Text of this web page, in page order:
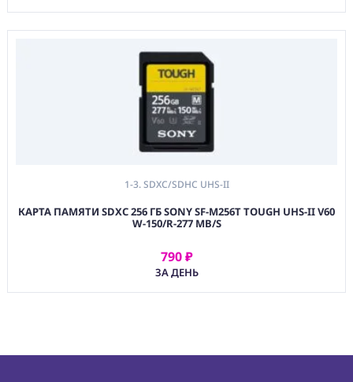
1-3. SDXC/SDHC UHS-II
КАРТА ПАМЯТИ SDXC 256 ГБ SONY SF-M256T TOUGH UHS-II V60
W-150/R-277 MB/S
790 ₽
ЗА ДЕНЬ
АРЕНДОВАТЬ